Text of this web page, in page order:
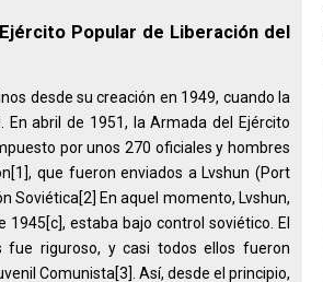
Popular de Liberación del
desde su creación en 1949, cuando la
abril de 1951, la Armada del Ejército
por unos 270 oficiales y hombres
que fueron enviados a Lvshun (Port
Soviética[2] En aquel momento, Lvshun,
estaba bajo control soviético. El
fue riguroso, y casi todos ellos fueron
Comunista[3]. Así, desde el principio,